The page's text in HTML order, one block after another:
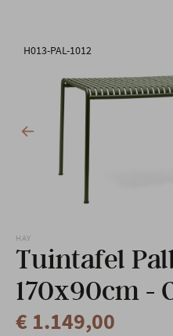
Totaalinrichting
Professionals
H013-PAL-1012
HAY
Tuintafel
170x90cm -
€ 1.149,00